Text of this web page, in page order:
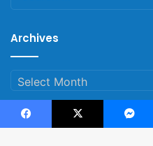
Archives
Archives
Facebook X Messenger